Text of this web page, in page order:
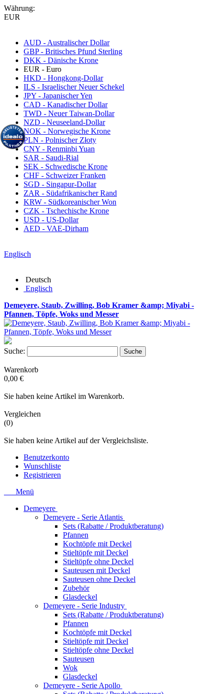
Währung:
EUR
AUD - Australischer Dollar
GBP - Britisches Pfund Sterling
DKK - Dänische Krone
EUR - Euro
HKD - Hongkong-Dollar
ILS - Israelischer Neuer Schekel
JPY - Japanischer Yen
CAD - Kanadischer Dollar
TWD - Neuer Taiwan-Dollar
NZD - Neuseeland-Dollar
NOK - Norwegische Krone
PLN - Polnischer Złoty
CNY - Renminbi Yuan
SAR - Saudi-Rial
SEK - Schwedische Krone
CHF - Schweizer Franken
SGD - Singapur-Dollar
ZAR - Südafrikanischer Rand
KRW - Südkoreanischer Won
CZK - Tschechische Krone
USD - US-Dollar
AED - VAE-Dirham
Englisch
Deutsch
Englisch
Demeyere, Staub, Zwilling, Bob Kramer &amp; Miyabi -
Pfannen, Töpfe, Woks und Messer
Suche: Suche
Warenkorb
0,00 €
Sie haben keine Artikel im Warenkorb.
Vergleichen
(0)
Sie haben keine Artikel auf der Vergleichsliste.
Benutzerkonto
Wunschliste
Registrieren
Menü
Demeyere
Demeyere - Serie Atlantis
Sets (Rabatte / Produktberatung)
Pfannen
Kochtöpfe mit Deckel
Stieltöpfe mit Deckel
Stieltöpfe ohne Deckel
Sauteusen mit Deckel
Sauteusen ohne Deckel
Zubehör
Glasdeckel
Demeyere - Serie Industry
Sets (Rabatte / Produktberatung)
Pfannen
Kochtöpfe mit Deckel
Stieltöpfe mit Deckel
Stieltöpfe ohne Deckel
Sauteusen
Wok
Glasdeckel
Demeyere - Serie Apollo